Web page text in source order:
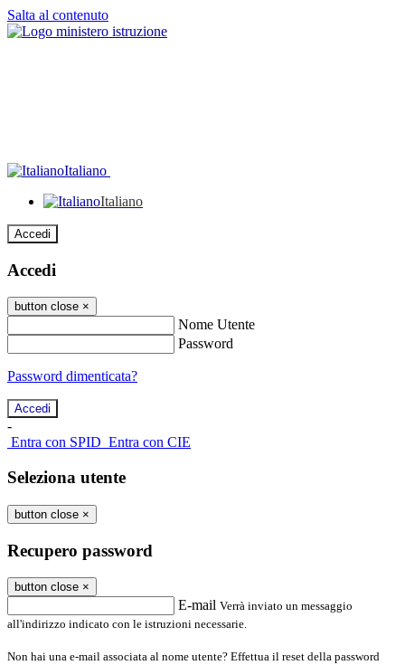
Salta al contenuto
Italiano
Italiano
Accedi
Accedi
button close ×
Nome Utente
Password
Password dimenticata?
-
Entra con SPID Entra con CIE
Seleziona utente
button close ×
Recupero password
button close ×
E-mail Verrà inviato un messaggio
all'indirizzo indicato con le istruzioni necessarie.
Non hai una e-mail associata al nome utente? Effettua il reset della password